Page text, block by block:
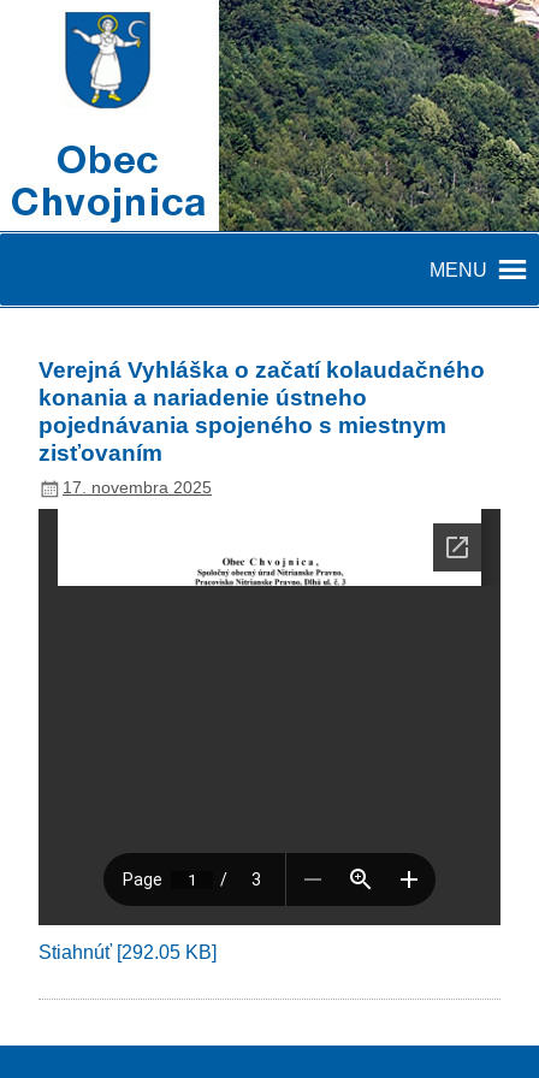
MENU
Verejná Vyhláška o začatí kolaudačného
konania a nariadenie ústneho
pojednávania spojeného s miestnym
zisťovaním
17. novembra 2025
Stiahnúť [292.05 KB]